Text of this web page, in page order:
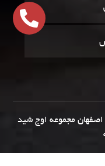
مجموعه اوج شید